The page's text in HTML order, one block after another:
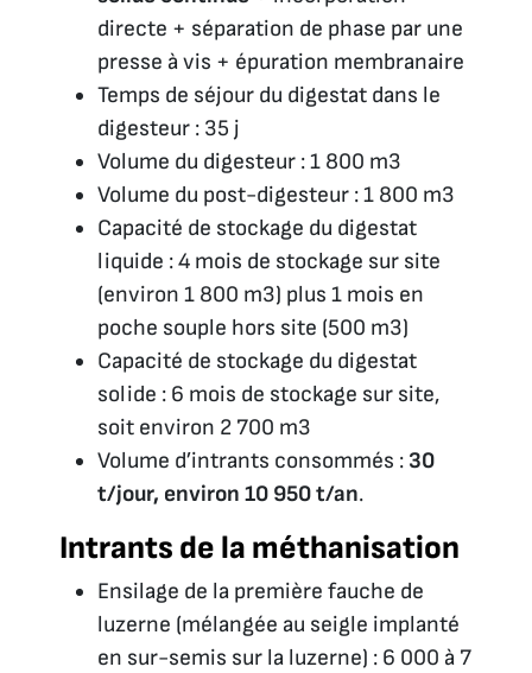
directe + séparation de phase par une
presse à vis + épuration membranaire
Temps de séjour du digestat dans le
digesteur : 35 j
Volume du digesteur : 1 800 m3
Volume du post-digesteur : 1 800 m3
Capacité de stockage du digestat
liquide : 4 mois de stockage sur site
(environ 1 800 m3) plus 1 mois en
poche souple hors site (500 m3)
Capacité de stockage du digestat
solide : 6 mois de stockage sur site,
soit environ 2 700 m3
Volume d’intrants consommés : 30
t/jour, environ 10 950 t/an.
Intrants de la méthanisation
Ensilage de la première fauche de
luzerne (mélangée au seigle implanté
en sur-semis sur la luzerne) : 6 000 à 7